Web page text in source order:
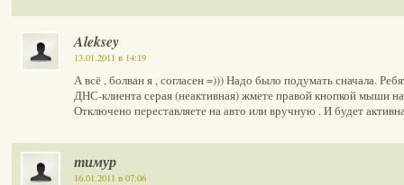
Aleksey
13.01.2011 в 14:19
А всё , болван я , согласен =))) Надо было подумать сначала.
ДНС-клиента серая (неактивная) жмете правой кнопкой мыши
Отключено переставляете на авто или вручную . И будет
тимур
16.01.2011 в 07:06